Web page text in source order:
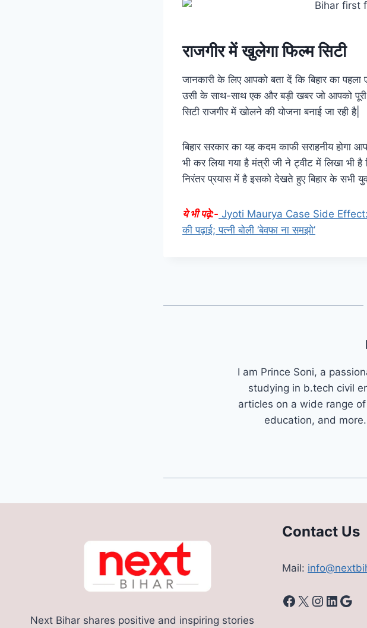
राजगीर में खुलेगा फिल्म सिटी
जानकारी के लिए आपको बता दें कि बिहार का पहला
उसी के साथ-साथ एक और बड़ी खबर जो आपको पूरी
सिटी राजगीर में खोलने की योजना बनाई जा रही है|
बिहार सरकार का यह कदम काफी सराहनीय होगा
भी कर लिया गया है मंत्री जी ने ट्वीट में लिखा भी
निरंतर प्रयास में है इसको देखते हुए बिहार के सभी
ये भी पढ़े:- Jyoti Maurya Case Side Effect:
की पढ़ाई; पत्नी बोली ‘बेवफा ना समझो’
I am Prince Soni, a
studying in b.tech civil
articles on a wide range
education, and
Next Bihar shares positive and inspiring stories
Contact Us
Mail:
Facebook
X